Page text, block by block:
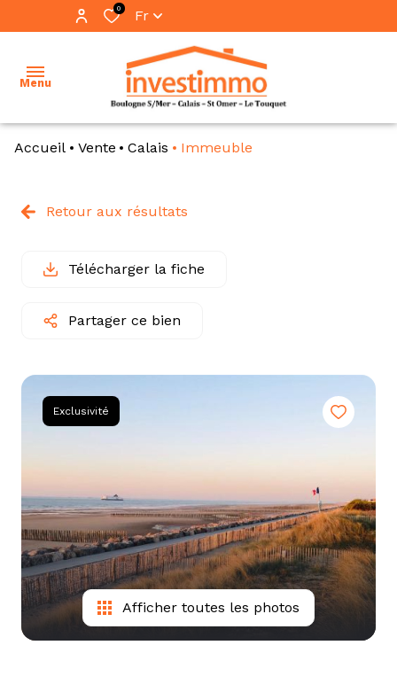
0 Fr
Menu
ventes
vente
pro
immo
tarif
Accueil Vente Calais Immeuble
Retour aux résultats
Télécharger la fiche
Partager ce bien
Exclusivité
Afficher toutes les photos